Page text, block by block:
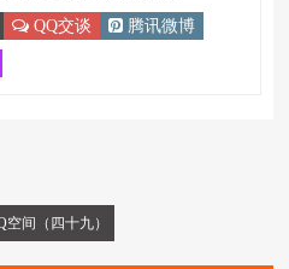
QQ交谈 腾讯微博
间（四十九）